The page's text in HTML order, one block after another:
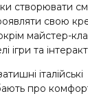
створювати
свою
майстер-
ігри та
італійські
про комфорт